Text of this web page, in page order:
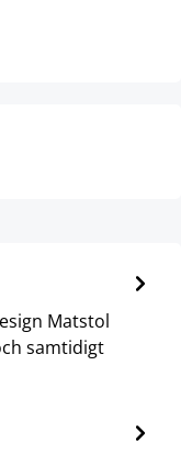
Matstol
samtidigt